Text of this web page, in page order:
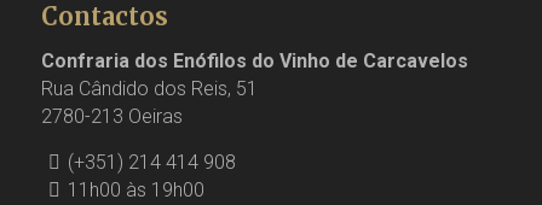
Contactos
Confraria dos Enófilos do Vinho de Carcavelos
Rua Cândido dos Reis, 51
2780-213 Oeiras
(+351) 214 414 908
11h00 às 19h00